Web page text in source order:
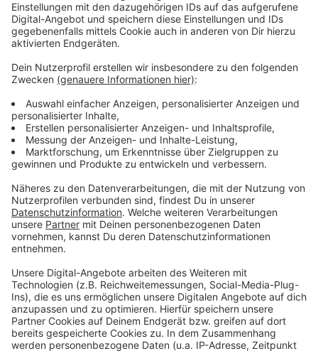
Hause. Denn gegen den souveränen Tabellenführer St.
Pauli gab es ein 1:1-Unentschieden. Die Fortuna ist
jetzt Zwölfter und hat sechs Punkte Vorsprung auf
die Abstiegsregion.
Weitere Infos und Links zum Thema:
Anzeige
Der Spielbericht der DEG
Der Spielbericht der Fortuna
Der Spielbericht der Borussia
Anzeige